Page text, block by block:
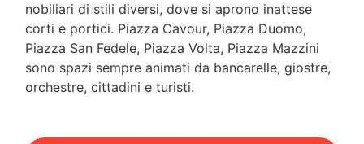
nobiliari di stili diversi, dove si aprono inattese
corti e portici. Piazza Cavour, Piazza Duomo,
Piazza San Fedele, Piazza Volta, Piazza Mazzini
sono spazi sempre animati da bancarelle, giostre,
orchestre, cittadini e turisti.